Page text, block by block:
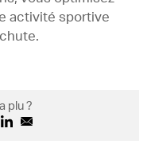
activité sportive
plu ?